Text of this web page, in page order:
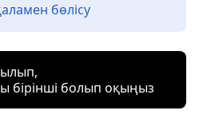
бөлісу
бірінші болып оқыңыз